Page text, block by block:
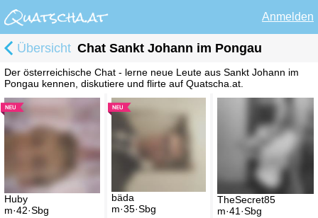
Anmelden
Übersicht Chat Sankt Johann im Pongau
Der österreichische Chat - lerne neue Leute aus Sankt Johann im
Pongau kennen, diskutiere und flirte auf Quatscha.at.
Huby
m·42·Sbg
bäda
m·35·Sbg
TheSecret85
m·41·Sbg